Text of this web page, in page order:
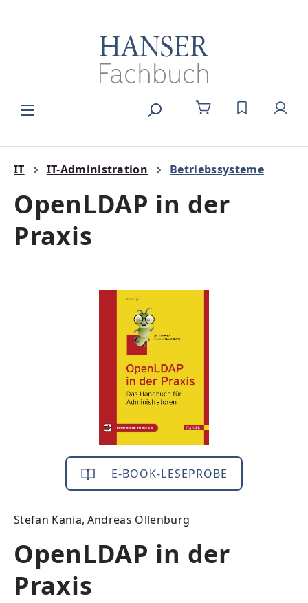
DU HAST 0
IT IT-Administration Betriebssysteme
OpenLDAP in der
Praxis
Bildergalerie überspringen
E-BOOK-LESEPROBE
Stefan Kania, Andreas Ollenburg
OpenLDAP in der
Praxis